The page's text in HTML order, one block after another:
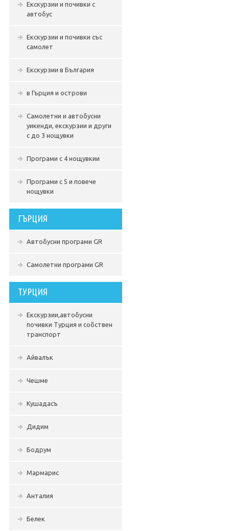
Екскурзии и почивки с
автобус
Екскурзии и почивки със
самолет
Екскурзии в България
в Гърция и острови
Самолетни и автобусни
уикенди, екскурзии и други
с до 3 нощувки
Програми с 4 нощувкии
Програми с 5 и повече
нощувки
ГЪРЦИЯ
Автобусни програми GR
Самолетни програми GR
ТУРЦИЯ
Екскурзии,автобусни
почивки Турция и собствен
транспорт
Айвалък
Чешме
Кушадасъ
Дидим
Бодрум
Мармарис
Анталия
Белек